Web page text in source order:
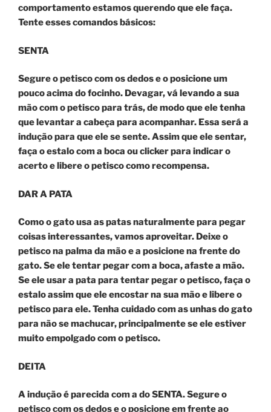
comportamento estamos querendo que ele faça.
Tente esses comandos básicos:
SENTA
Segure o petisco com os dedos e o posicione um
pouco acima do focinho. Devagar, vá levando a sua
mão com o petisco para trás, de modo que ele tenha
que levantar a cabeça para acompanhar. Essa será a
indução para que ele se sente. Assim que ele sentar,
faça o estalo com a boca ou clicker para indicar o
acerto e libere o petisco como recompensa.
DAR A PATA
Como o gato usa as patas naturalmente para pegar
coisas interessantes, vamos aproveitar. Deixe o
petisco na palma da mão e a posicione na frente do
gato. Se ele tentar pegar com a boca, afaste a mão.
Se ele usar a pata para tentar pegar o petisco, faça o
estalo assim que ele encostar na sua mão e libere o
petisco para ele. Tenha cuidado com as unhas do gato
para não se machucar, principalmente se ele estiver
muito empolgado com o petisco.
DEITA
A indução é parecida com a do SENTA. Segure o
petisco com os dedos e o posicione em frente ao